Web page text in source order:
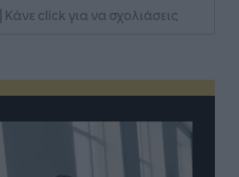
| Κάνε click για να σχολιάσεις